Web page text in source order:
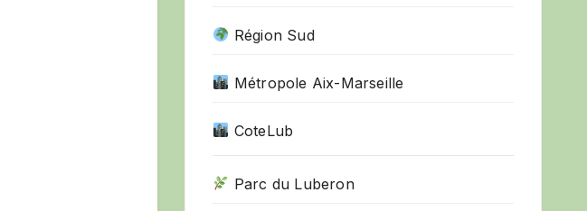
Région Sud
Métropole Aix-Marseille
CoteLub
Parc du Luberon